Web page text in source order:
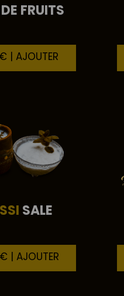
DE FRUITS
| AJOUTER
SALE
| AJOUTER